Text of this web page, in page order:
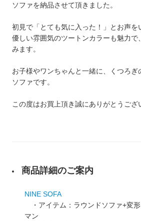
ソファを納品させて頂きました。
初見で「とても気に入った！」とお声を
優しい雰囲気のツートンカラーも魅力で
みます。
お子様やワンちゃんと一緒に、くつろぎ
ソファです。
この度はお買上頂き誠にありがとうござ
商品詳細のご案内
NINE SOFA
・アイテム：ラウンドソファ+変
マン